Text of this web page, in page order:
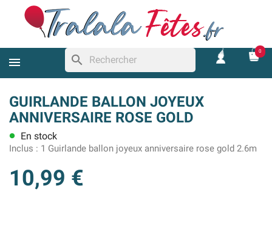
search
0
GUIRLANDE BALLON JOYEUX
ANNIVERSAIRE ROSE GOLD
lens En stock
Inclus : 1 Guirlande ballon joyeux anniversaire rose gold 2.6m
10,99 €